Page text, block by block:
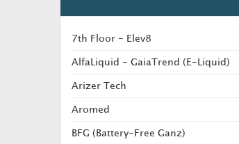
7th Floor - Elev8
AlfaLiquid - GaiaTrend (E-Liquid)
Arizer Tech
Aromed
BFG (Battery-Free Ganz)